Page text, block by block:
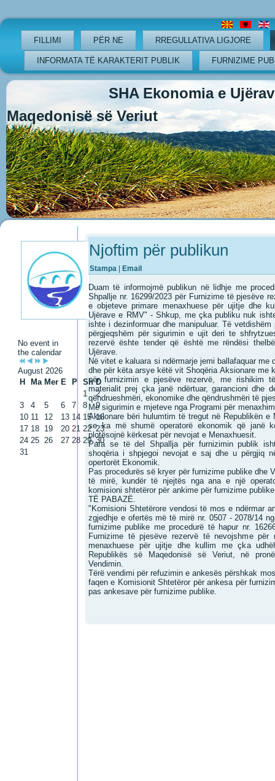
FILLIMI PËR NE RREGULLATIVA LIGJORE
INFORMATA TË KARAKTERIT PUBLIK FURNIZIME
SHA Ekonomia e
Maqedonisë së Veriut
No event in
the calendar
August 2026
H
Ma Mer E P Sh D
1
2
3
4 5 6 7 8
9
10 11 12 13 14 15 16
17 18 19 20 21 22 23
24 25 26 27 28 29 30
31
Njoftim për publikun
Stampa Email
Duam të informojmë publikun në lidhje me
Shpallje nr. 16299/2023 për Furnizime të pjesëve
e objeteve primare menaxhuese për ujitje dhe
Ujërave e RMV" - Shkup, me çka publiku nuk
ishte i dezinformuar dhe manipuluar. Të
përgjeqshëm për sigurimin e ujit deri te
rezervë ështe tender që është me rëndësi
Ujërave.
Në vitet e kaluara si ndërmarje jemi ballafaquar
dhe për këta arsye këtë vit Shoqëria Aksionare me
për furnizimin e pjesëve rezervë, me rishikim
materialit prej çka janë ndërtuar, garancioni dhe
qëndrueshmëri, ekonomike dhe qëndrushmëri të
Me sigurimin e mjeteve nga Programi për
Aksionare bëri hulumtim të tregut në Republikën e
se ka më shumë operatorë ekonomik që janë
plotësojnë kërkesat për nevojat e Menaxhuesit.
Para se të del Shpallja për furnizimin publik
shoqëria i shpjegoi nevojat e saj dhe u përgjiq
opertorët Ekonomik.
Pas procedurës së kryer për furnizime publike dhe
të mirë, kundër të njejtës nga ana e një
komisioni shtetëror për ankime për furnizime
TË PABAZË.
"Komisioni Shtetërore vendosi të mos e ndërmar
zgjedhje e ofertës më të mirë nr. 0507 - 2078/14
furnizime publike me procedurë të hapur nr.
Furnizime të pjesëve rezervë të nevojshme për
menaxhuese për ujitje dhe kullim me çka
Republikës së Maqedonisë së Veriut, në
Vendimin.
Tërë vendimi për refuzimin e ankesës përshkak
faqen e Komisionit Shtetëror për ankesa për
pas ankesave për furnizime publike.